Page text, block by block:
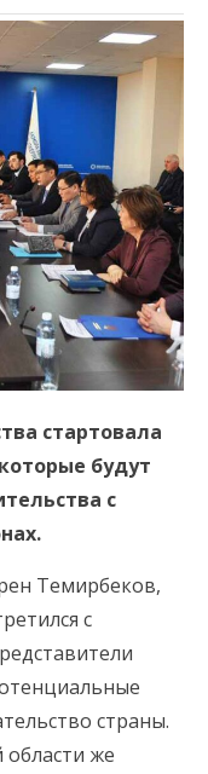
стартовала
будут
с
Темирбеков,
с
страны.
же